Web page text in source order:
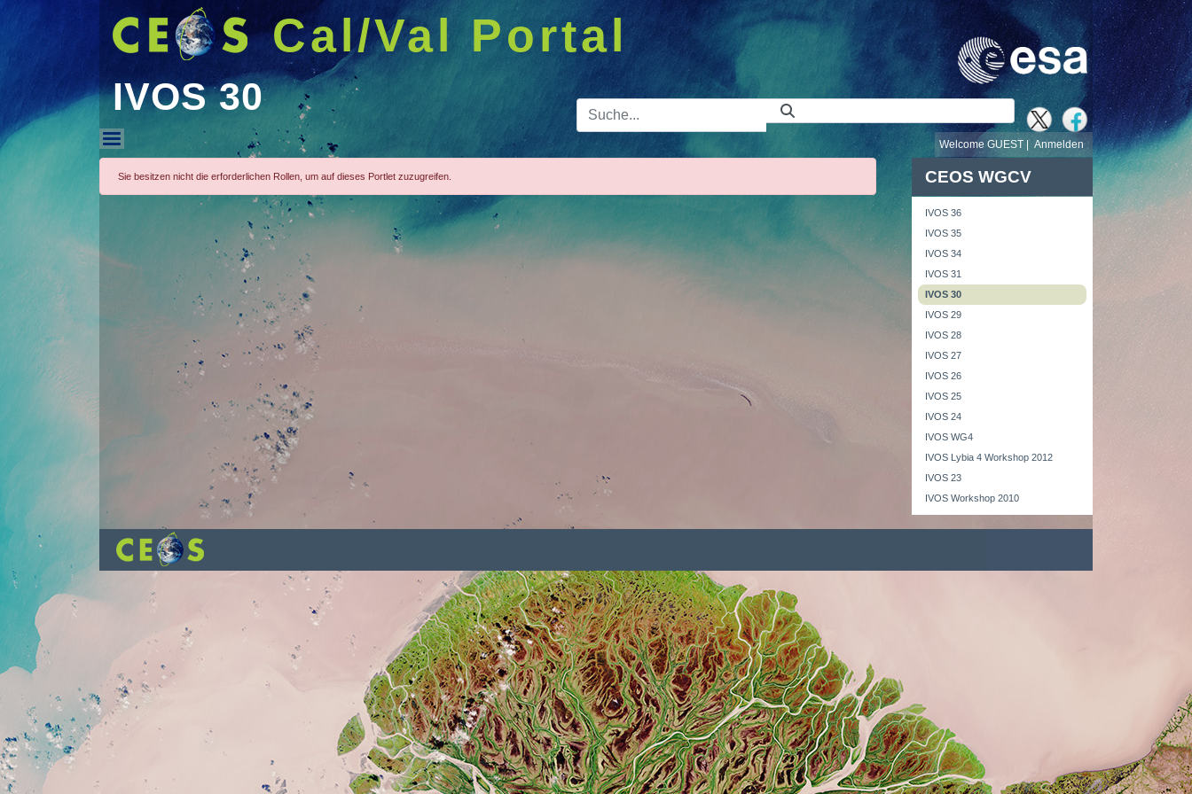
Cal/Val Portal
IVOS 30 Suchleiste
Anmelden
Welcome GUEST |
IVOS 30
Sie besitzen nicht die erforderlichen Rollen, um auf dieses Portlet zuzugreifen. CEOS WGCV
IVOS 36
IVOS 35
IVOS 34
IVOS 31
IVOS 30
IVOS 29
IVOS 28
IVOS 27
IVOS 26
IVOS 25
IVOS 24
IVOS WG4
IVOS Lybia 4 Workshop 2012
IVOS 23
IVOS Workshop 2010